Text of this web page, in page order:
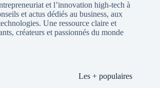
et l’innovation high-tech à
et actus dédiés au business, aux
Une ressource claire et
créateurs et passionnés du monde
Les + populaires